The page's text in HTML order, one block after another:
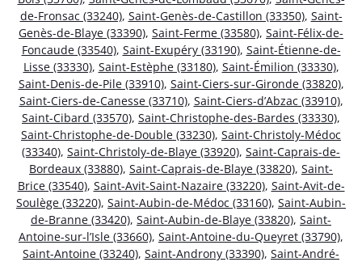
de-Fronsac (33240), Saint-Genès-de-Castillon (33350), Saint-
Genès-de-Blaye (33390), Saint-Ferme (33580), Saint-Félix-de-
Foncaude (33540), Saint-Exupéry (33190), Saint-Étienne-de-
Lisse (33330), Saint-Estèphe (33180), Saint-Émilion (33330),
Saint-Denis-de-Pile (33910), Saint-Ciers-sur-Gironde (33820),
Saint-Ciers-de-Canesse (33710), Saint-Ciers-d’Abzac (33910),
Saint-Cibard (33570), Saint-Christophe-des-Bardes (33330),
Saint-Christophe-de-Double (33230), Saint-Christoly-Médoc
(33340), Saint-Christoly-de-Blaye (33920), Saint-Caprais-de-
Bordeaux (33880), Saint-Caprais-de-Blaye (33820), Saint-
Brice (33540), Saint-Avit-Saint-Nazaire (33220), Saint-Avit-de-
Soulège (33220), Saint-Aubin-de-Médoc (33160), Saint-Aubin-
de-Branne (33420), Saint-Aubin-de-Blaye (33820), Saint-
Antoine-sur-l’Isle (33660), Saint-Antoine-du-Queyret (33790),
Saint-Antoine (33240), Saint-Androny (33390), Saint-André-